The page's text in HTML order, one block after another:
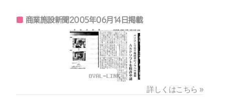
商業施設新聞2005年06月14日掲載
詳しくはこちら »